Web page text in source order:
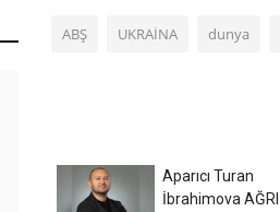
ABŞ UKRAİNA dunya
Aparıcı Turan
İbrahimova AĞRI